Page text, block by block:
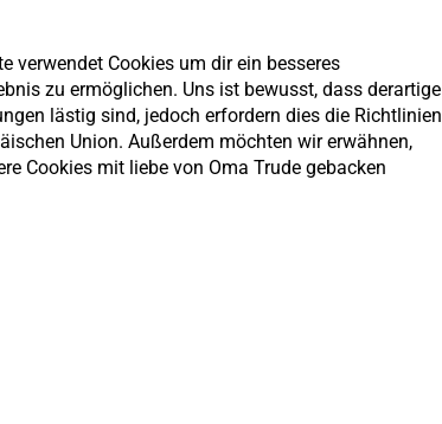
verwendet Cookies um dir ein besseres
zu ermöglichen. Uns ist bewusst, dass derartige
lästig sind, jedoch erfordern dies die Richtlinien
Union. Außerdem möchten wir erwähnen,
Cookies mit liebe von Oma Trude gebacken
der Wartung und
News
Kontakt